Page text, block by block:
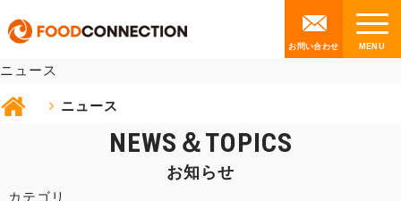
お問い合わせ
NEWS
ニュース
ニュース
NEWS＆TOPICS
お知らせ
カテゴリ